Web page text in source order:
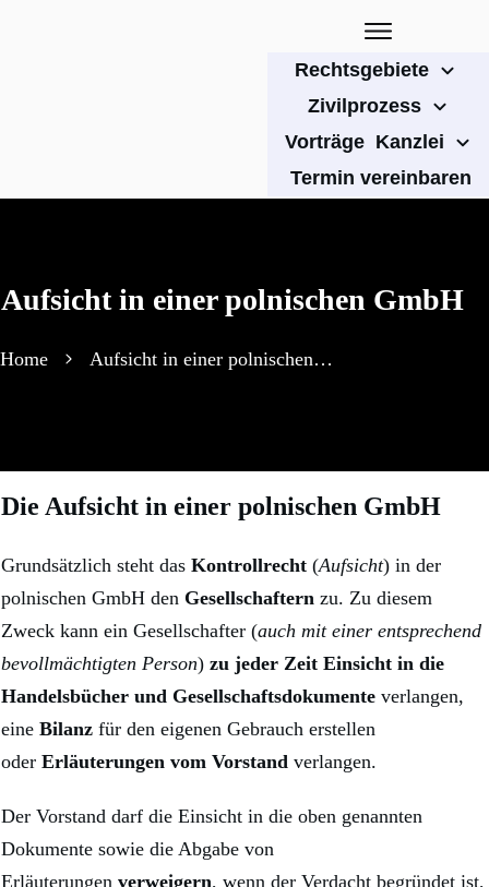
Rechtsgebiete
Zivilprozess
Vorträge Kanzlei
Termin vereinbaren
Aufsicht in einer polnischen GmbH
Home Aufsicht in einer polnischen GmbH
Die Aufsicht in einer polnischen GmbH
Grundsätzlich steht das Kontrollrecht (Aufsicht) in der
polnischen GmbH den Gesellschaftern zu. Zu diesem
Zweck kann ein Gesellschafter (auch mit einer entsprechend
bevollmächtigten Person) zu jeder Zeit Einsicht in die
Handelsbücher und Gesellschaftsdokumente verlangen,
eine Bilanz für den eigenen Gebrauch erstellen
oder Erläuterungen vom Vorstand verlangen.
Der Vorstand darf die Einsicht in die oben genannten
Dokumente sowie die Abgabe von
Erläuterungen verweigern, wenn der Verdacht begründet ist,